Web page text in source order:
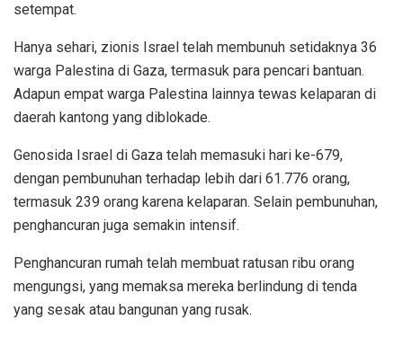
setempat.
Hanya sehari, zionis Israel telah membunuh setidaknya 36
warga Palestina di Gaza, termasuk para pencari bantuan.
Adapun empat warga Palestina lainnya tewas kelaparan di
daerah kantong yang diblokade.
Genosida Israel di Gaza telah memasuki hari ke-679,
dengan pembunuhan terhadap lebih dari 61.776 orang,
termasuk 239 orang karena kelaparan. Selain pembunuhan,
penghancuran juga semakin intensif.
Penghancuran rumah telah membuat ratusan ribu orang
mengungsi, yang memaksa mereka berlindung di tenda
yang sesak atau bangunan yang rusak.